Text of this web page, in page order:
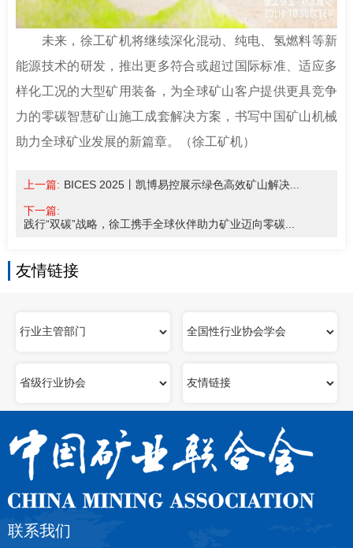
未来，徐工矿机将继续深化混动、纯电、氢燃料等新
能源技术的研发，推出更多符合或超过国际标准、适应多
样化工况的大型矿用装备，为全球矿山客户提供更具竞争
力的零碳智慧矿山施工成套解决方案，书写中国矿山机械
助力全球矿业发展的新篇章。（徐工矿机）
上一篇: BICES 2025丨凯博易控展示绿色高效矿山解决...
下一篇:
践行“双碳”战略，徐工携手全球伙伴助力矿业迈向零碳...
友情链接
联系我们